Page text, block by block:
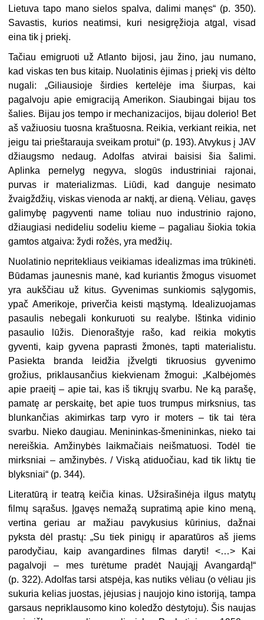
Lietuva tapo mano sielos spalva, dalimi manęs“ (p. 350).
Savastis, kurios neatimsi, kuri nesigręžioja atgal, visad
eina tik į priekį.
Tačiau emigruoti už Atlanto bijosi, jau žino, jau numano,
kad viskas ten bus kitaip. Nuolatinis ėjimas į priekį vis dėlto
nugali: „Giliausioje širdies kertelėje ima šiurpas, kai
pagalvoju apie emigraciją Amerikon. Siaubingai bijau tos
šalies. Bijau jos tempo ir mechanizacijos, bijau dolerio! Bet
aš važiuosiu tuosna kraštuosna. Reikia, verkiant reikia, net
jeigu tai prieštarauja sveikam protui“ (p. 193). Atvykus į JAV
džiaugsmo nedaug. Adolfas atvirai baisisi šia šalimi.
Aplinka pernelyg negyva, slogūs industriniai rajonai,
purvas ir materializmas. Liūdi, kad danguje nesimato
žvaigždžių, viskas vienoda ar naktį, ar dieną. Vėliau, gavęs
galimybę pagyventi name toliau nuo industrinio rajono,
džiaugiasi nedideliu sodeliu kieme – pagaliau šiokia tokia
gamtos atgaiva: žydi rožės, yra medžių.
Nuolatinio nepritekliaus veikiamas idealizmas ima trūkinėti.
Būdamas jaunesnis manė, kad kuriantis žmogus visuomet
yra aukščiau už kitus. Gyvenimas sunkiomis sąlygomis,
ypač Amerikoje, priverčia keisti mąstymą. Idealizuojamas
pasaulis nebegali konkuruoti su realybe. Ištinka vidinio
pasaulio lūžis. Dienoraštyje rašo, kad reikia mokytis
gyventi, kaip gyvena paprasti žmonės, tapti materialistu.
Pasiekta branda leidžia įžvelgti tikruosius gyvenimo
grožius, priklausančius kiekvienam žmogui: „Kalbėjomės
apie praeitį – apie tai, kas iš tikrųjų svarbu. Ne ką parašę,
pamatę ar perskaitę, bet apie tuos trumpus mirksnius, tas
blunkančias akimirkas tarp vyro ir moters – tik tai tėra
svarbu. Nieko daugiau. Menininkas-šmenininkas, nieko tai
nereiškia. Amžinybės laikmačiais neišmatuosi. Todėl tie
mirksniai – amžinybės. / Viską atiduočiau, kad tik liktų tie
blyksniai“ (p. 344).
Literatūrą ir teatrą keičia kinas. Užsirašinėja ilgus matytų
filmų sąrašus. Įgavęs nemažą supratimą apie kino meną,
vertina geriau ar mažiau pavykusius kūrinius, dažnai
pyksta dėl prastų: „Su tiek pinigų ir aparatūros aš jiems
parodyčiau, kaip avangardines filmas daryti! <…> Kai
pagalvoji – mes turėtume pradėt Naująjį Avangardą!“
(p. 322). Adolfas tarsi atspėja, kas nutiks vėliau (o vėliau jis
sukuria kelias juostas, įėjusias į naujojo kino istoriją, tampa
garsaus nepriklausomo kino koledžo dėstytoju). Šis naujas